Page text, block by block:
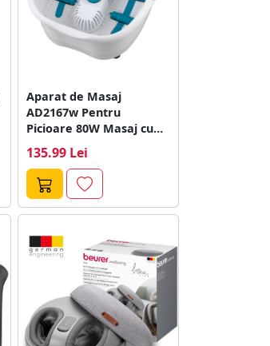
Aparat de Masaj
AD2167w Pentru
Picioare 80W Masaj cu
135.99 Lei